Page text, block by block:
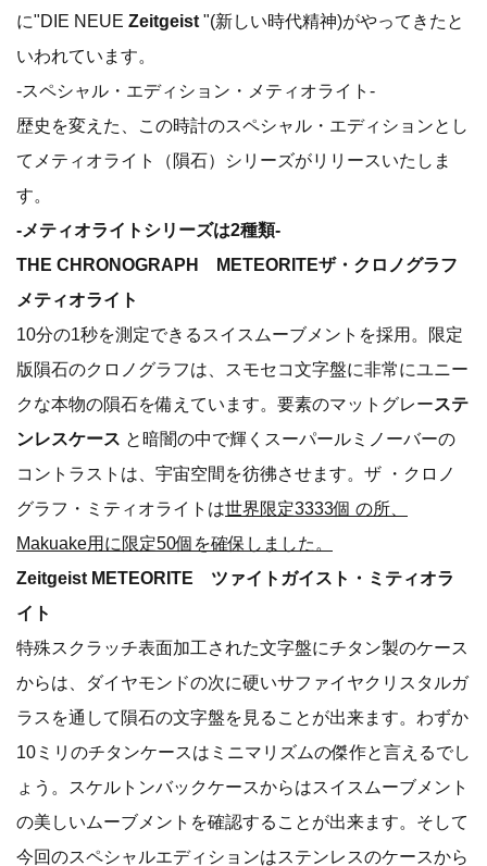
に"DIE NEUE Zeitgeist "(新しい時代精神)がやってきたと
いわれています。
-スペシャル・エディション・メティオライト-
歴史を変えた、この時計のスペシャル・エディションとし
てメティオライト（隕石）シリーズがリリースいたしま
す。
-メティオライトシリーズは2種類-
THE CHRONOGRAPH METEORITEザ・クロノグラフ
メティオライト
10分の1秒を測定できるスイスムーブメントを採用。限定
版隕石のクロノグラフは、スモセコ文字盤に非常にユニー
クな本物の隕石を備えています。要素のマットグレーステ
ンレスケース と暗闇の中で輝くスーパールミノーバーの
コントラストは、宇宙空間を彷彿させます。ザ ・クロノ
グラフ・ミティオライトは世界限定3333個 の所、
Makuake用に限定50個を確保しました。
Zeitgeist METEORITE ツァイトガイスト・ミティオラ
イト
特殊スクラッチ表面加工された文字盤にチタン製のケース
からは、ダイヤモンドの次に硬いサファイヤクリスタルガ
ラスを通して隕石の文字盤を見ることが出来ます。わずか
10ミリのチタンケースはミニマリズムの傑作と言えるでし
ょう。スケルトンバックケースからはスイスムーブメント
の美しいムーブメントを確認することが出来ます。そして
今回のスペシャルエディションはステンレスのケースから